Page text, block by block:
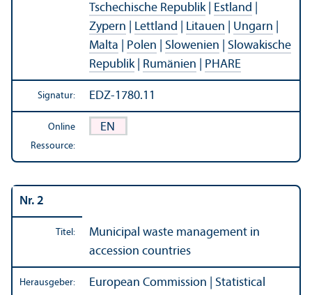
Tschechische Republik| Estland
Zypern
Lettland Litauen Ungarn
Malta
Polen Slowenien
Slowakische
Republik| Rumänien PHARE
Signatur: EDZ-1780.11
Online
Ressource:
EN
Nr. 2
Titel:
Municipal waste management in
accession countries
Herausgeber:
European Commission | Statistical